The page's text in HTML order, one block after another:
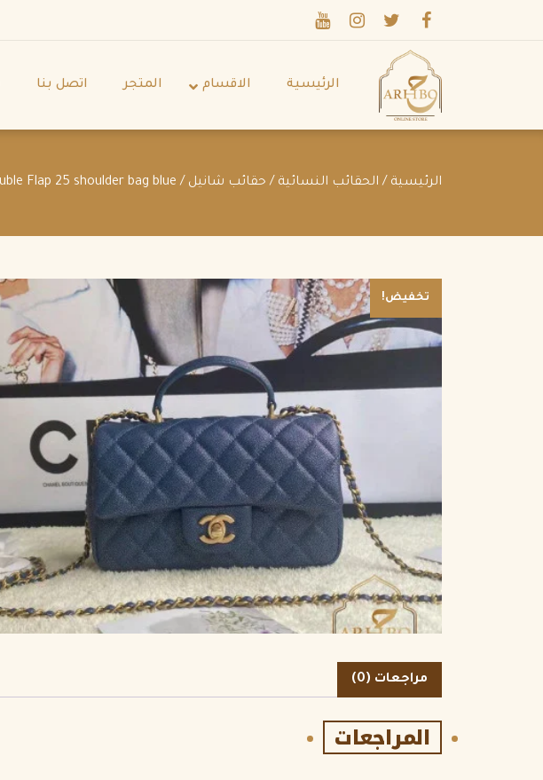
الرئيسية الاقسام المتجر اتصل بنا
الرئيسية / الحقائب النسائية / حقائب شانيل / Chanel 1990 Double Flap 25 shoulder bag blue
تخفيض!
مراجعات (0)
المراجعات